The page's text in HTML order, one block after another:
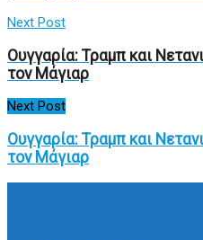
Next Post
Ουγγαρία: Τραμπ και
τον Μάγιαρ
Next Post
Ουγγαρία: Τραμπ και
τον Μάγιαρ